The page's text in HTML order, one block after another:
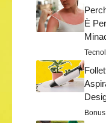
È
Bonus